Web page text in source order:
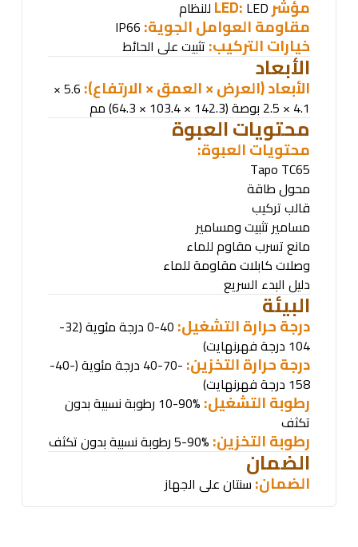
مؤشرLED:
LED للنظام
مقاومة العوامل الجوية:
خيارات التركيب: تثبيت على الحائط
الأبعاد
الأبعاد (العرض × العمق × الارتفاع):
5.6 ×
4.1 × 2.5 بوصة (142.3 × 103.4 × 64.3) مم
محتويات العبوة
محتويات العبوة:
Tapo TC65
محول طاقة
قالب تركيب
مسامير تثبيت ومسامير
مانع تسرب مقاوم للماء
وصلات كابلات مقاومة للماء
دليل البدء السريع
البيئة
درجة حرارة التشغيل:
0-40 درجة مئوية (32-
104 درجة فهرنهايت)
درجة حرارة التخزين:
-40-70 درجة مئوية (-40-
158 درجة فهرنهايت)
رطوبة التشغيل:
10-90% رطوبة نسبية بدون
تكثف
رطوبة التخزين:
الضمان
الضمان:سنتان على الجهاز